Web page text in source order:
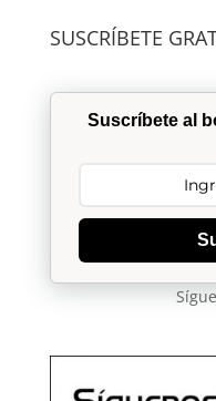
SUSCRÍBETE
Suscríbete al